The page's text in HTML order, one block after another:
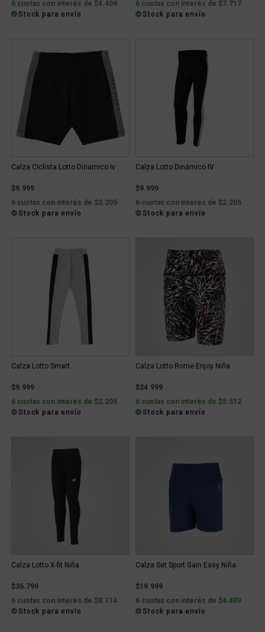
6 cuotas con interés de $4.409
Stock para envío
6 cuotas con interés de $7.717
Stock para envío
Calza Ciclista Lotto Dinamico Iv
$9.999
6 cuotas con interés de $2.205
Stock para envío
Calza Lotto Dinámico IV
$9.999
6 cuotas con interés de $2.205
Stock para envío
Calza Lotto Smart
$9.999
6 cuotas con interés de $2.205
Stock para envío
Calza Lotto Rome Enjoy Niña
$24.999
6 cuotas con interés de $5.512
Stock para envío
Calza Lotto X-fit Niña
$36.799
6 cuotas con interés de $8.114
Stock para envío
Calza Set Sport Gain Easy Niña
$19.999
6 cuotas con interés de $4.409
Stock para envío